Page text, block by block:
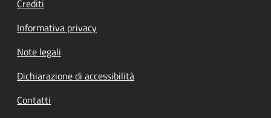
Crediti
Informativa privacy
Note legali
Dichiarazione di accessibilità
Contatti